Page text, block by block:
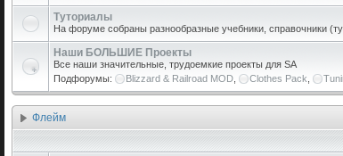
Туториалы
На форуме собраны разнообразные учебники, справочники
Наши БОЛЬШИЕ Проекты
Все наши значительные, трудоемкие проекты для SA
Подфорумы:
Blizzard & Railroad MOD Clothes Pack
Флейм